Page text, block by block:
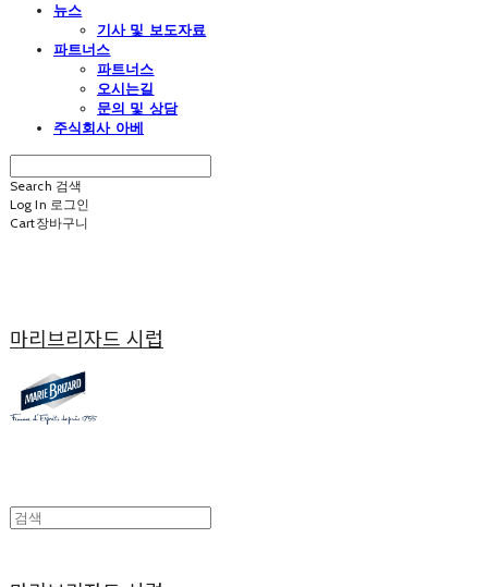
뉴스
기사 및 보도자료
파트너스
파트너스
오시는길
문의 및 상담
주식회사 아베
Search 검색
Log In 로그인
Cart장바구니
마리브리자드 시럽